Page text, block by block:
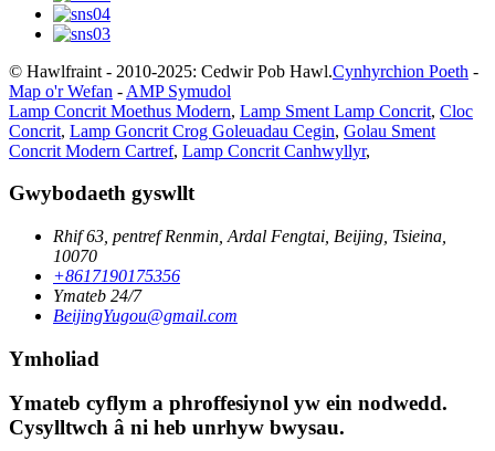
© Hawlfraint - 2010-2025: Cedwir Pob Hawl.Cynhyrchion Poeth -
Map o'r Wefan - AMP Symudol
Lamp Concrit Moethus Modern, Lamp Sment Lamp Concrit, Cloc
Concrit, Lamp Goncrit Crog Goleuadau Cegin, Golau Sment
Concrit Modern Cartref, Lamp Concrit Canhwyllyr,
Gwybodaeth gyswllt
Rhif 63, pentref Renmin, Ardal Fengtai, Beijing, Tsieina,
10070
+8617190175356
Ymateb 24/7
BeijingYugou@gmail.com
Ymholiad
Ymateb cyflym a phroffesiynol yw ein nodwedd.
Cysylltwch â ni heb unrhyw bwysau.